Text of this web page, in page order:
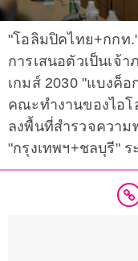
"โอลิมปิคไทย+กกท
การเสนอตัวเป็นเจ้
เกมส์ 2030 "แบงค็
คณะทำงานของไอโ
ลงพื้นที่สำรวจความ
"กรุงเทพฯ+ชลบุรี" ร